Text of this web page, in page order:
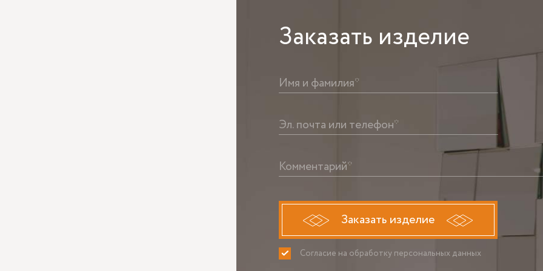
Заказать изделие
Имя и фамилия*
Эл. почта или телефон*
Комментарий*
Заказать изделие
Согласие на обработку персональных данных
ПРИНИМАЮ